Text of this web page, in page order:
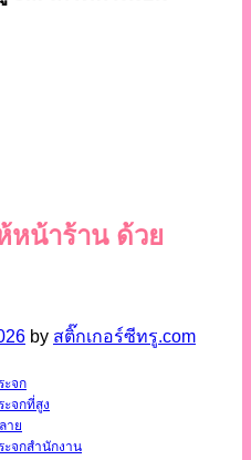
ะจก
ะจกที่สูง
าย
ะจกสำนักงาน
หน้าร้าน ด้วย
by สติ๊กเกอร์ซีทรู.com